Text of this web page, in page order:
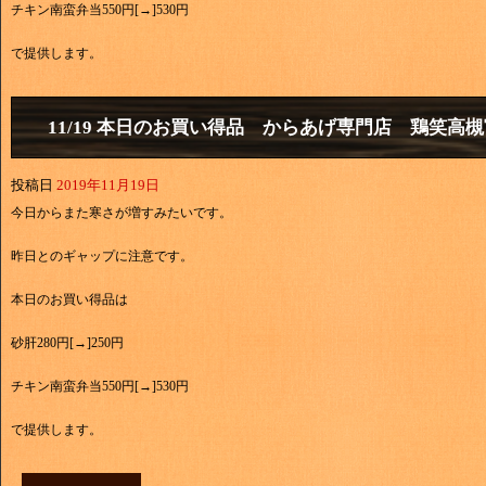
チキン南蛮弁当550円[→]530円
で提供します。
11/19 本日のお買い得品 からあげ専門店 鶏笑高槻
投稿日 2019年11月19日
今日からまた寒さが増すみたいです。
昨日とのギャップに注意です。
本日のお買い得品は
砂肝280円[→]250円
チキン南蛮弁当550円[→]530円
で提供します。